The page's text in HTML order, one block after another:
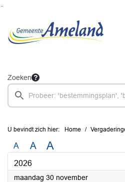
Zoeken
U bevindt zich hier: Home
A A A
2026
maandag 30 november2026